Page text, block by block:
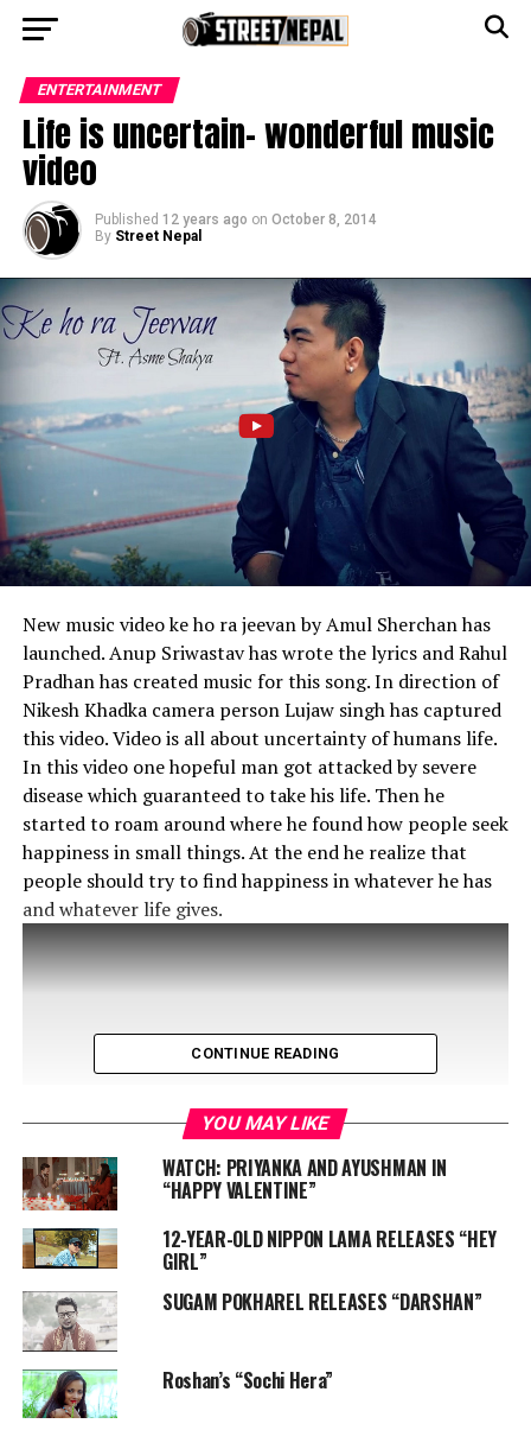
ENTERTAINMENT
Life is uncertain- wonderful music
video
Published 12 years ago on October 8, 2014
By Street Nepal
New music video ke ho ra jeevan by Amul Sherchan has
launched. Anup Sriwastav has wrote the lyrics and Rahul
Pradhan has created music for this song. In direction of
Nikesh Khadka camera person Lujaw singh has captured
this video. Video is all about uncertainty of humans life.
In this video one hopeful man got attacked by severe
disease which guaranteed to take his life. Then he
started to roam around where he found how people seek
happiness in small things. At the end he realize that
people should try to find happiness in whatever he has
and whatever life gives.
CONTINUE READING
YOU MAY LIKE
WATCH: PRIYANKA AND AYUSHMAN IN
“HAPPY VALENTINE”
12-YEAR-OLD NIPPON LAMA RELEASES “HEY
GIRL”
SUGAM POKHAREL RELEASES “DARSHAN”
Roshan’s “Sochi Hera”
Go to mobile version